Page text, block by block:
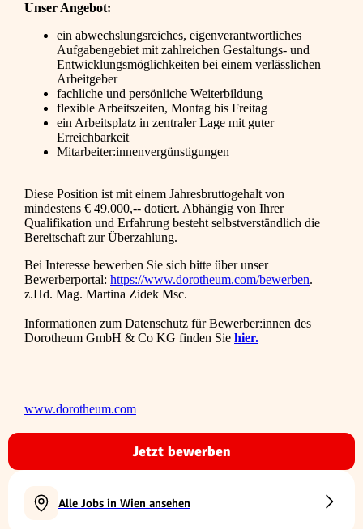
Unser Angebot:
ein abwechslungsreiches, eigenverantwortliches
Aufgabengebiet mit zahlreichen Gestaltungs- und
Entwicklungsmöglichkeiten bei einem verlässlichen
Arbeitgeber
fachliche und persönliche Weiterbildung
flexible Arbeitszeiten, Montag bis Freitag
ein Arbeitsplatz in zentraler Lage mit guter
Erreichbarkeit
Mitarbeiter:innenvergünstigungen
Diese Position ist mit einem Jahresbruttogehalt von
mindestens € 49.000,-- dotiert. Abhängig von Ihrer
Qualifikation und Erfahrung besteht selbstverständlich die
Bereitschaft zur Überzahlung.
Bei Interesse bewerben Sie sich bitte über unser
Bewerberportal: https://www.dorotheum.com/bewerben.
z.Hd. Mag. Martina Zidek Msc.
Informationen zum Datenschutz für Bewerber:innen des
Dorotheum GmbH & Co KG finden Sie hier.
www.dorotheum.com
Jetzt bewerben
Alle Jobs in Wien ansehen